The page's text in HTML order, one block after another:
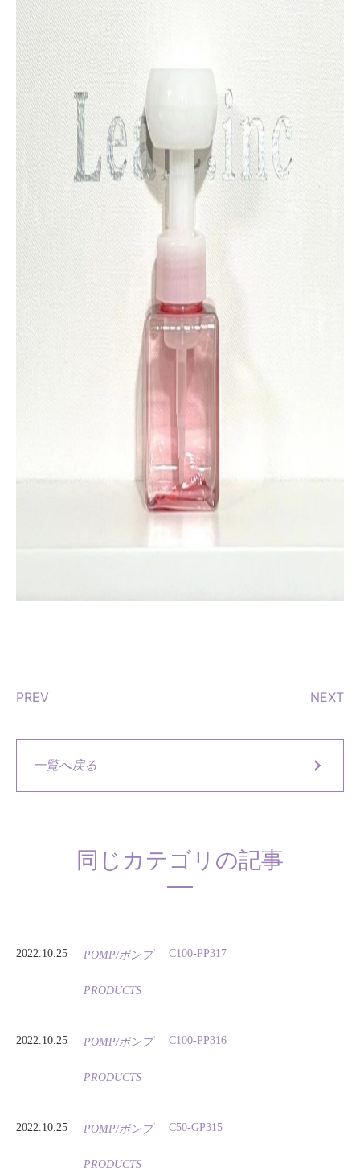
PREV NEXT
一覧へ戻る
同じカテゴリの記事
2022.10.25 POMP/ポンプ
PRODUCTS
C100-PP317
2022.10.25 POMP/ポンプ
PRODUCTS
C100-PP316
2022.10.25 POMP/ポンプ
PRODUCTS
C50-GP315